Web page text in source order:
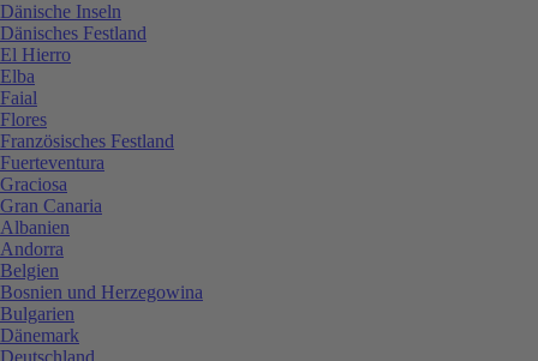
Dänische Inseln
Dänisches Festland
El Hierro
Elba
Faial
Flores
Französisches Festland
Fuerteventura
Graciosa
Gran Canaria
Albanien
Andorra
Belgien
Bosnien und Herzegowina
Bulgarien
Dänemark
Deutschland